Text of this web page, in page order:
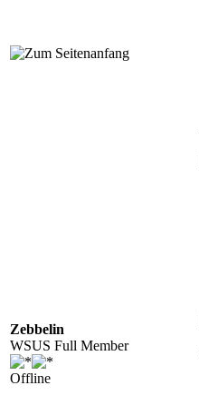
Zebbelin
WSUS Full Member
Offline